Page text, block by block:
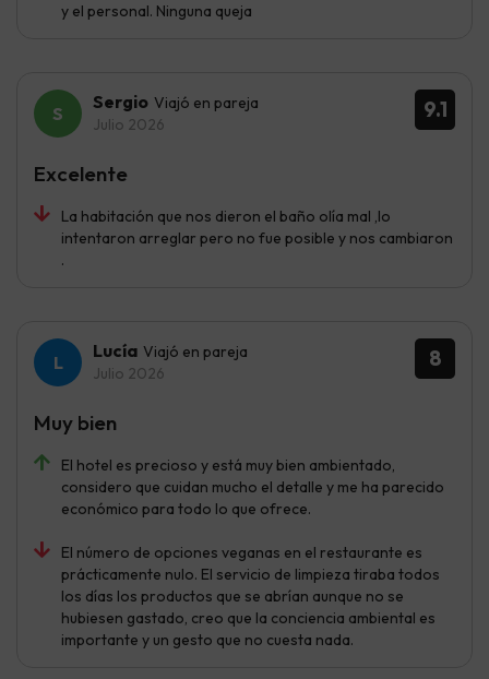
y el personal. Ninguna queja
9.1
Sergio Viajó en pareja
Julio 2026
La habitación que nos dieron el baño olía mal ,lo
intentaron arreglar pero no fue posible y nos cambiaron
.
Excelente
8
Lucía Viajó en pareja
Julio 2026
El hotel es precioso y está muy bien ambientado,
considero que cuidan mucho el detalle y me ha parecido
económico para todo lo que ofrece.
El número de opciones veganas en el restaurante es
prácticamente nulo. El servicio de limpieza tiraba todos
los días los productos que se abrían aunque no se
hubiesen gastado, creo que la conciencia ambiental es
importante y un gesto que no cuesta nada.
Muy bien